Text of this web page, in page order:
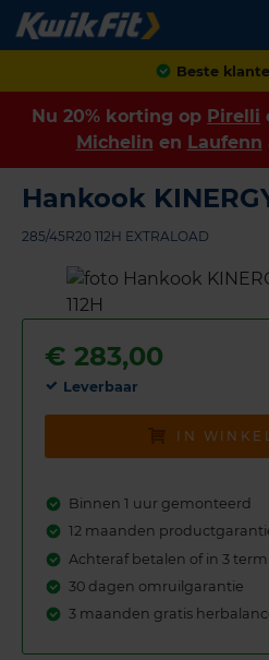
Achteraf
Nu 20% korting op Pirelli
Michelin en Laufenn
Hankook
285/45R20 112H EXTRALOAD
€ 283,00
Leverbaar
IN
Binnen 1 uur gemonteerd
12 maanden
Achteraf betalen of in 3
30 dagen omruilgarantie
3 maanden gratis